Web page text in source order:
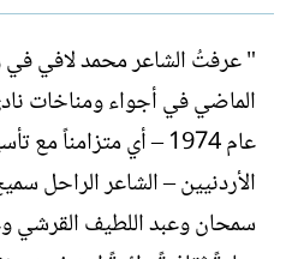
ل
ا
ت
ب
" عرفتُ الشاعر محمد لافي
الماضي في أجواء ومناخات
عام 1974 – أي متزامناً
الأردنيين – الشاعر الراحل
سمحان وعبد اللطيف القرشي